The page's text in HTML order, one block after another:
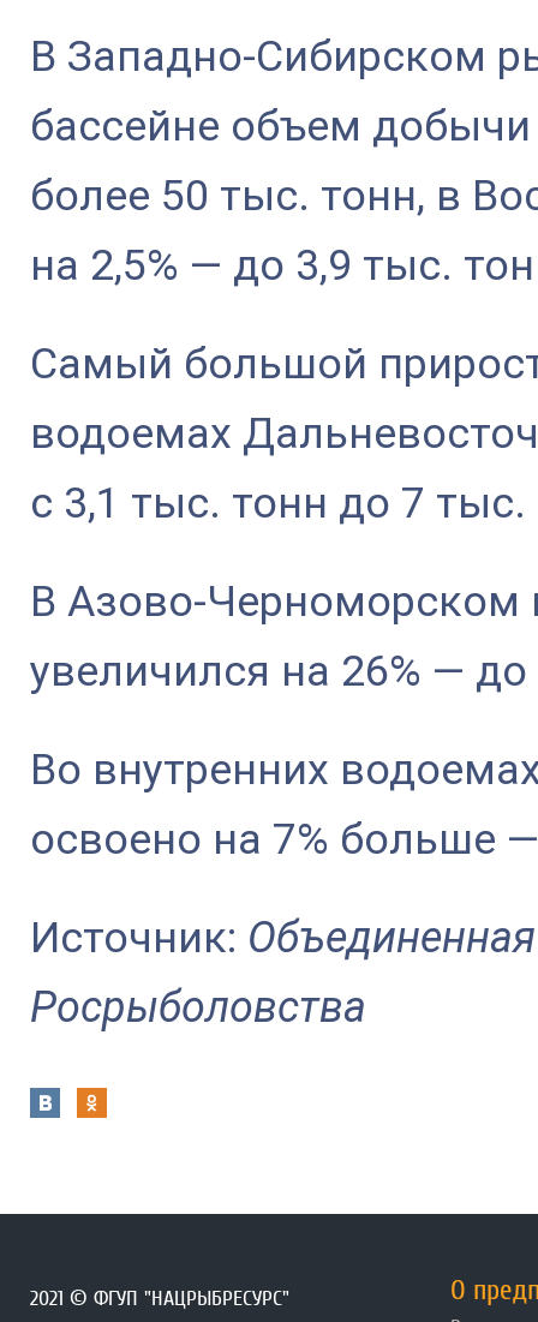
В Западно-Сибирском
бассейне объем
более 50 тыс. тонн, в
на 2,5% — до 3,9 тыс.
Самый большой
водоемах
с 3,1 тыс. тонн до 7
В Азово-
увеличился на 26% —
Во внутренних
освоено на 7% больше
Источник:
Росрыболовства
2021 © ФГУП "НАЦРЫБРЕСУРС" О